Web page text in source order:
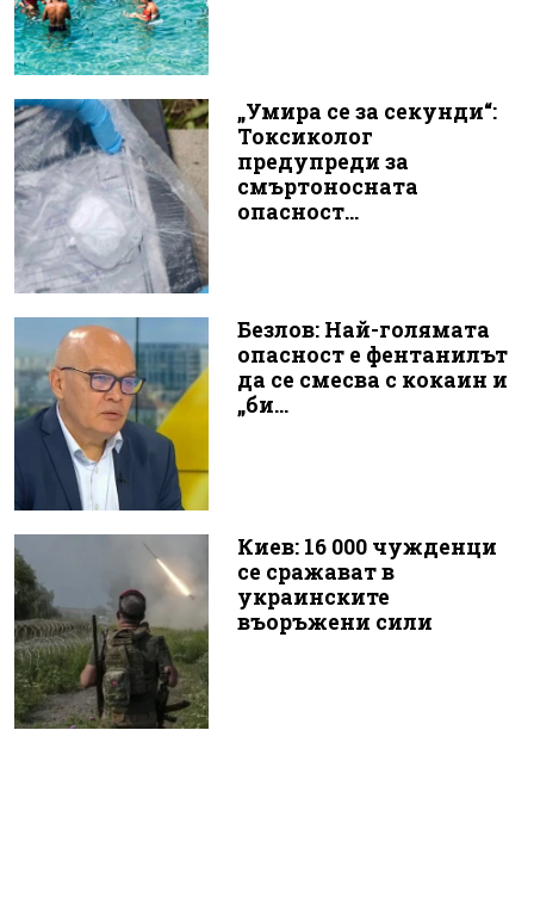
„Умира се за секунди“:
Токсиколог
предупреди за
смъртоносната
опасност...
Безлов: Най-голямата
опасност е фентанилът
да се смесва с кокаин и
„би...
Киев: 16 000 чужденци
се сражават в
украинските
въоръжени сили